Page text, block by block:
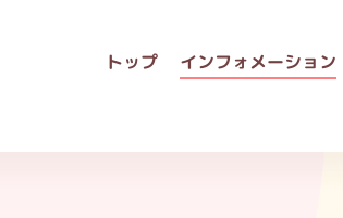
トップ インフォメーション